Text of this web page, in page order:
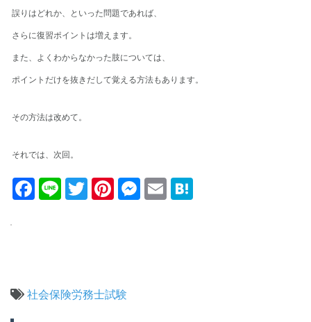
誤りはどれか、といった問題であれば、
さらに復習ポイントは増えます。
また、よくわからなかった肢については、
ポイントだけを抜きだして覚える方法もあります。
その方法は改めて。
それでは、次回。
Facebook
LineTwitter
Pinterest
Messenger
Email
社会保険労務士試験
投